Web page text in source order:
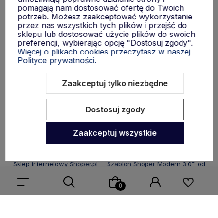
Płatności i dostawa
Informacje
Sklep internetowy Shoper.pl Szablon Shoper Modern 3.0™ od
pomagają nam dostosować ofertę do Twoich
potrzeb. Możesz zaakceptować wykorzystanie
przez nas wszystkich tych plików i przejść do
sklepu lub dostosować użycie plików do swoich
preferencji, wybierając opcję "Dostosuj zgody".
Więcej o plikach cookies przeczytasz w naszej
Polityce prywatności.
Zaakceptuj tylko niezbędne
Dostosuj zgody
Zaakceptuj wszystkie